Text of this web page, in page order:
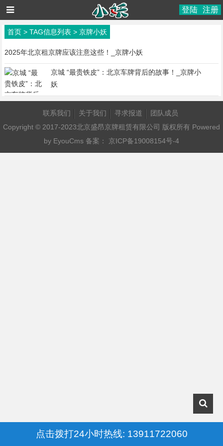
登陆 注册
首页> TAG信息列表 > 京牌小妖
2025年北京租京牌应该注意这些！_京牌小妖
京城 “最贵铁皮”：北京车牌背后的故事！_京牌小
妖
联系我们 关于我们 寻求报道
团队成员
Copyright © 2017-2023北京盛昂京牌租赁有限公司 版权所有 Powered
by EyouCms备案： 京ICP备19008154号-4
点击拨打24小时热线: 13911722060